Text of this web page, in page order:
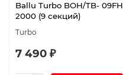
Ballu Turbo BOH/TB- 09FH
2000 (9 секций)
Turbo
7 490 ₽